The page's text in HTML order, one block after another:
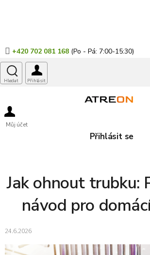
+420 702 081 168
Můj účet
Přihlásit se
Jak ohnout trubku:
návod pro
24.6.2026